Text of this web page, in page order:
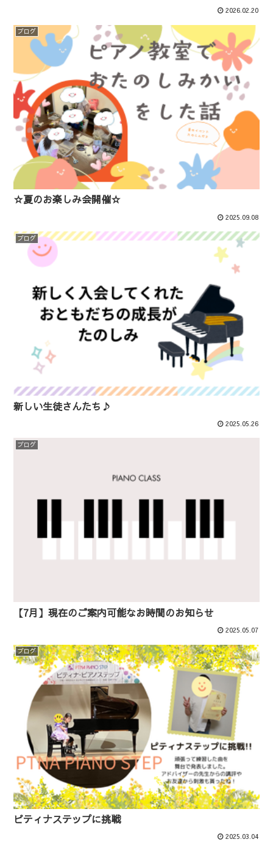
2026.02.20
ブログ
☆夏のお楽しみ会開催☆
2025.09.08
ブログ
新しい生徒さんたち♪
2025.05.26
ブログ
【7月】現在のご案内可能なお時間のお知らせ
2025.05.07
ブログ
ピティナステップに挑戦
2025.03.04